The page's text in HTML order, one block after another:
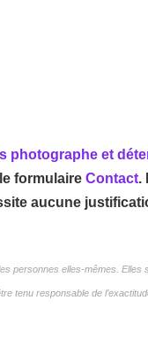
photographe et
formulaire Contact.
aucune
personnes elles-mêmes.
tenu responsable de